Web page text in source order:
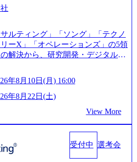
管理システム「NALYSYS」リリー
ジーズで活躍するメンバー紹介！〜
watch?v=RETwZKac2
するメンバー紹介！〜 営業職種編
中でありながら安定した事業を展
なかないメガベンチャー。創業か
長 https://storage.googleapis.com/our-
https://stor
production.appspot.com/public/imag
0539-4887-84d7-34c8d8544226_1
円規模の投資の元、10以上もの新規
ルティング」「ソング」「テクノ
ーX」「オペレーションズ」の5領
解決から、研究開発・デジタル・
面であるITサービスの提供まで一
IT系ファームである あらゆる産業
客基盤を築いており、Fortune Globa
「ファーストリテイリングにおけ
堂グループのDX化支援」「ヴィヴ
の製品開発」など多岐にわたる コ
ならず、2021年にはKDDIと合弁会
設立し、人工知能とデータアナリテ
年8月10日(月) 16:00
年8月22日(土)
View More
受付中 選考会